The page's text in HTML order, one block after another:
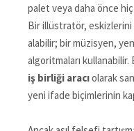
palet veya daha önce
Bir illüstratör, eskizlerini
alabilir; bir müzisyen,
algoritmaları
iş birliği aracıolarak
yeni ifade biçimlerinin